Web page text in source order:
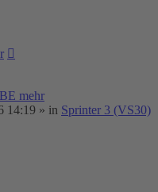
mehr
14:19 » in Sprinter 3 (VS30)